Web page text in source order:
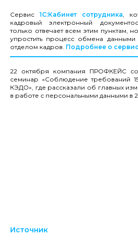
Сервис 1С:Кабинет сотрудника,
кадровый электронный
только отвечает всем этим пунктам,
упростить процесс обмена
отделом кадров. Подробнее о
22 октября компания ПРОФКЕЙС
семинар «Соблюдение требований
КЭДО», где рассказали об главных
в работе с персональными данными в
Источник